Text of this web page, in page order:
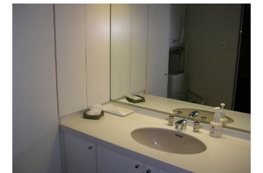
水
水
の
味
と
安
全
性
を
高